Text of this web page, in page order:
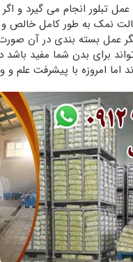
تبلور انجام می گیرد و
نمک به طور کامل خالص و
عمل بسته بندی در آن
برای بدن شما مفید باشد د
اما امروزه با پیشرفت